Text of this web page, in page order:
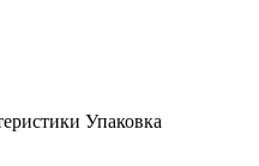
Упаковка